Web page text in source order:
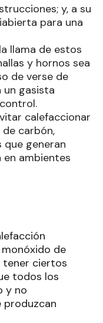
y, a su
para una
llama de estos
y hornos sea
de verse de
un gasista
calefaccionar
carbón,
generan
ambientes
de
tener ciertos
todos los
y no
produzcan